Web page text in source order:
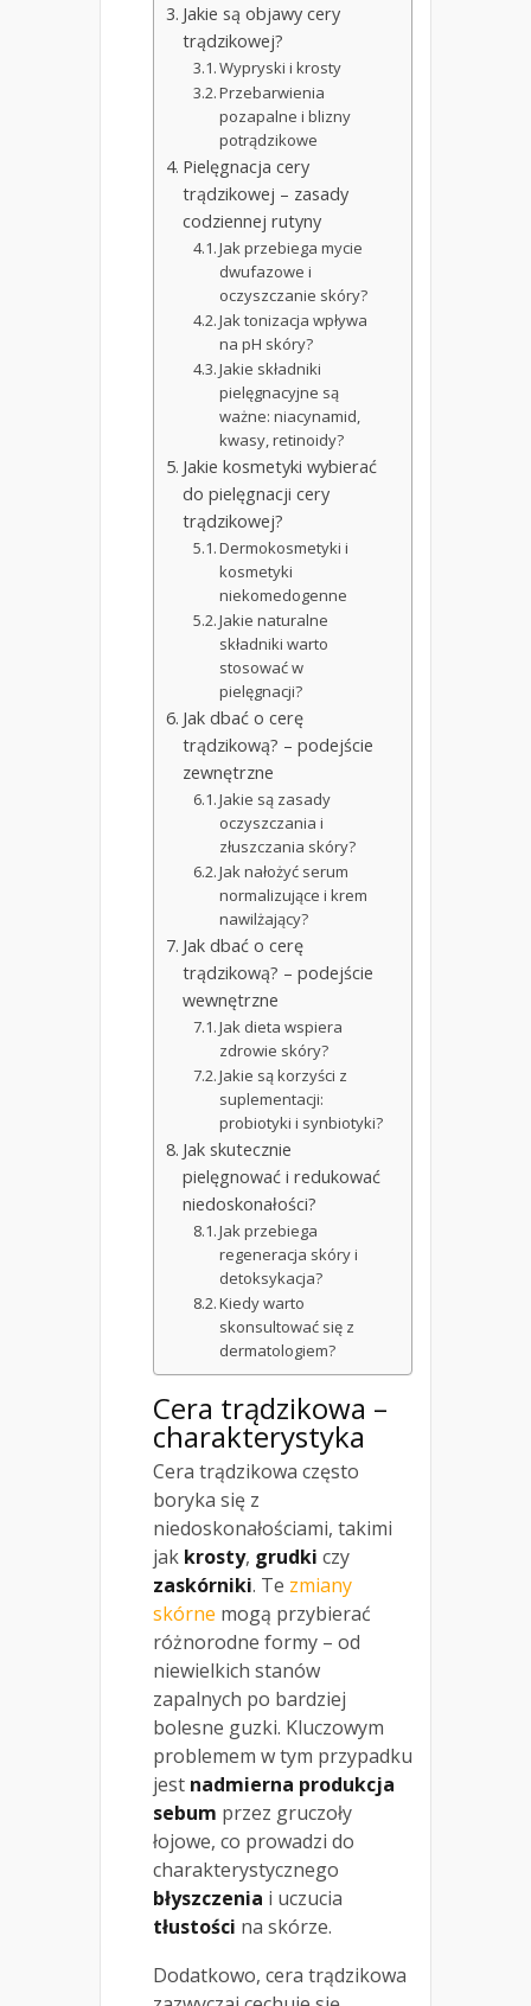
Jakie są objawy cery
trądzikowej?
Wypryski i krosty
Przebarwienia
pozapalne i blizny
potrądzikowe
Pielęgnacja cery
trądzikowej – zasady
codziennej rutyny
Jak przebiega mycie
dwufazowe i
oczyszczanie skóry?
Jak tonizacja wpływa
na pH skóry?
Jakie składniki
pielęgnacyjne są
ważne: niacynamid,
kwasy, retinoidy?
Jakie kosmetyki wybierać
do pielęgnacji cery
trądzikowej?
Dermokosmetyki i
kosmetyki
niekomedogenne
Jakie naturalne
składniki warto
stosować w
pielęgnacji?
Jak dbać o cerę
trądzikową? – podejście
zewnętrzne
Jakie są zasady
oczyszczania i
złuszczania skóry?
Jak nałożyć serum
normalizujące i krem
nawilżający?
Jak dbać o cerę
trądzikową? – podejście
wewnętrzne
Jak dieta wspiera
zdrowie skóry?
Jakie są korzyści z
suplementacji:
probiotyki i synbiotyki?
Jak skutecznie
pielęgnować i redukować
niedoskonałości?
Jak przebiega
regeneracja skóry i
detoksykacja?
Kiedy warto
skonsultować się z
dermatologiem?
Cera trądzikowa –
charakterystyka
Cera trądzikowa często
boryka się z
niedoskonałościami, takimi
jak krosty, grudki czy
zaskórniki. Te zmiany
skórne mogą przybierać
różnorodne formy – od
niewielkich stanów
zapalnych po bardziej
bolesne guzki. Kluczowym
problemem w tym przypadku
jest nadmierna produkcja
sebum przez gruczoły
łojowe, co prowadzi do
charakterystycznego
błyszczenia i uczucia
tłustości na skórze.
Dodatkowo, cera trądzikowa